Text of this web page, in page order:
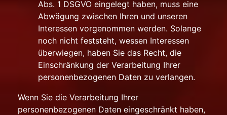
Abs. 1 DSGVO eingelegt haben, muss eine
Abwägung zwischen Ihren und unseren
Interessen vorgenommen werden. Solange
noch nicht feststeht, wessen Interessen
überwiegen, haben Sie das Recht, die
Einschränkung der Verarbeitung Ihrer
personenbezogenen Daten zu verlangen.
Wenn Sie die Verarbeitung Ihrer
personenbezogenen Daten eingeschränkt haben,